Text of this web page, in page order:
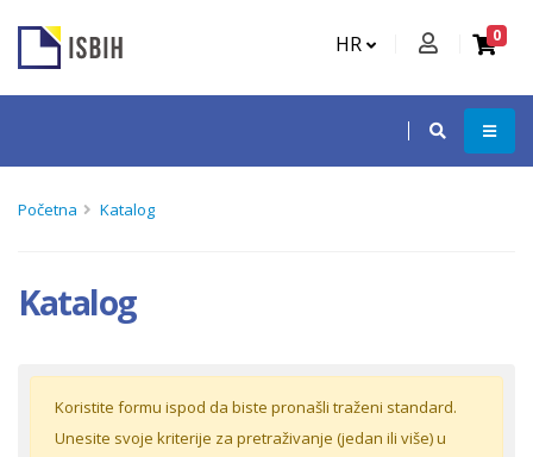
HR 0
Početna Katalog
Katalog
Koristite formu ispod da biste pronašli traženi standard.
Unesite svoje kriterije za pretraživanje (jedan ili više) u